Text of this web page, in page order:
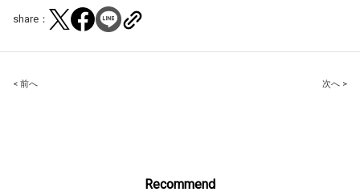
share：
Post
< 前へ 次へ >
Recommend